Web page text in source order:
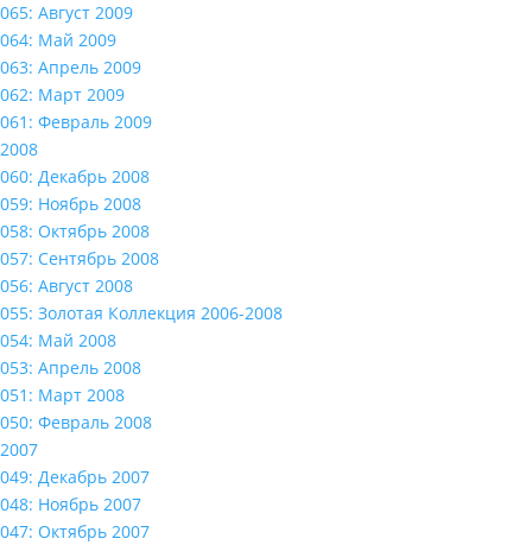
065: Август 2009
064: Май 2009
063: Апрель 2009
062: Март 2009
061: Февраль 2009
2008
060: Декабрь 2008
059: Ноябрь 2008
058: Октябрь 2008
057: Сентябрь 2008
056: Август 2008
055: Золотая Коллекция 2006-2008
054: Май 2008
053: Апрель 2008
051: Март 2008
050: Февраль 2008
2007
049: Декабрь 2007
048: Ноябрь 2007
047: Октябрь 2007